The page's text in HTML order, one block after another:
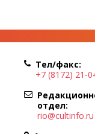
Тел/факс:
+7 (8172) 21-
отдел:
rio@cultinfo.ru